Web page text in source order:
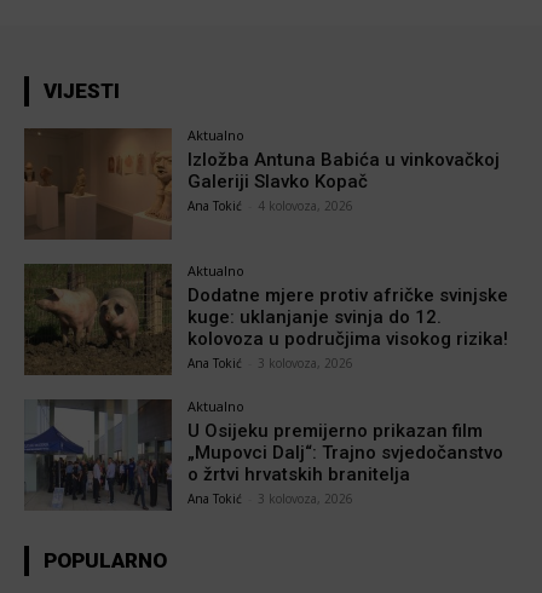
VIJESTI
Aktualno
Izložba Antuna Babića u vinkovačkoj
Galeriji Slavko Kopač
Ana Tokić 4 kolovoza, 2026
Aktualno
Dodatne mjere protiv afričke svinjske
kuge: uklanjanje svinja do 12.
kolovoza u područjima visokog rizika!
Ana Tokić 3 kolovoza, 2026
Aktualno
U Osijeku premijerno prikazan film
„Mupovci Dalj“: Trajno svjedočanstvo
o žrtvi hrvatskih branitelja
Ana Tokić 3 kolovoza, 2026
POPULARNO